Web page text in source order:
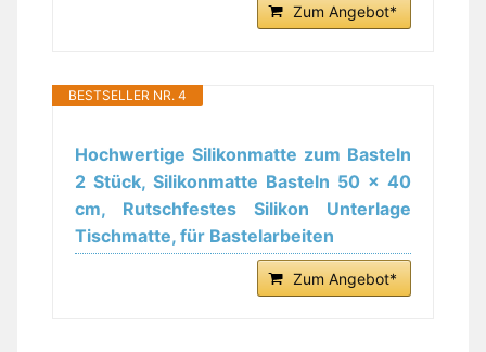
Zum Angebot*
BESTSELLER NR. 4
Hochwertige Silikonmatte zum Basteln
2 Stück, Silikonmatte Basteln 50 x 40
cm, Rutschfestes Silikon Unterlage
Tischmatte, für Bastelarbeiten
Zum Angebot*